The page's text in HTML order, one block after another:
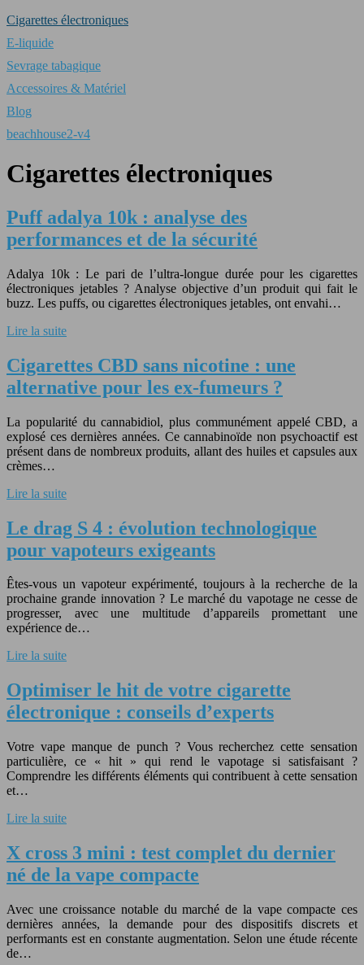
Cigarettes électroniques
E-liquide
Sevrage tabagique
Accessoires & Matériel
Blog
beachhouse2-v4
Cigarettes électroniques
Puff adalya 10k : analyse des
performances et de la sécurité
Adalya 10k : Le pari de l’ultra-longue durée pour les cigarettes
électroniques jetables ? Analyse objective d’un produit qui fait le
buzz. Les puffs, ou cigarettes électroniques jetables, ont envahi…
Lire la suite
Cigarettes CBD sans nicotine : une
alternative pour les ex-fumeurs ?
La popularité du cannabidiol, plus communément appelé CBD, a
explosé ces dernières années. Ce cannabinoïde non psychoactif est
présent dans de nombreux produits, allant des huiles et capsules aux
crèmes…
Lire la suite
Le drag S 4 : évolution technologique
pour vapoteurs exigeants
Êtes-vous un vapoteur expérimenté, toujours à la recherche de la
prochaine grande innovation ? Le marché du vapotage ne cesse de
progresser, avec une multitude d’appareils promettant une
expérience de…
Lire la suite
Optimiser le hit de votre cigarette
électronique : conseils d’experts
Votre vape manque de punch ? Vous recherchez cette sensation
particulière, ce « hit » qui rend le vapotage si satisfaisant ?
Comprendre les différents éléments qui contribuent à cette sensation
et…
Lire la suite
X cross 3 mini : test complet du dernier
né de la vape compacte
Avec une croissance notable du marché de la vape compacte ces
dernières années, la demande pour des dispositifs discrets et
performants est en constante augmentation. Selon une étude récente
de…